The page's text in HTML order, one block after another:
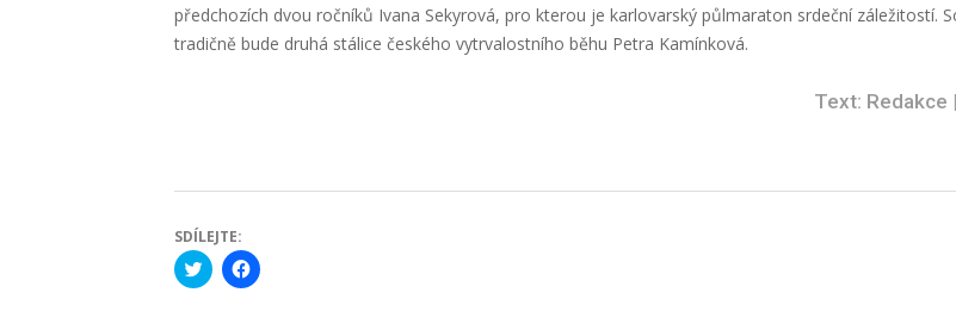
předchozích dvou ročníků Ivana Sekyrová, pro kterou je karlovarský půlmaraton srdeční záležitostí.
tradičně bude druhá stálice českého vytrvalostního běhu Petra Kamínková.
Text: Redakce
SDÍLEJTE:
Click
to
Click
to